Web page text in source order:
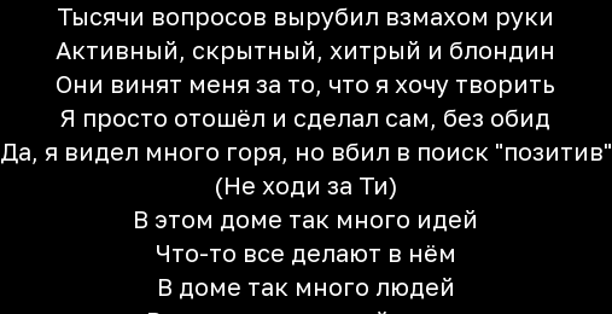
Тысячи вопросов вырубил взмахом руки
Активный, скрытный, хитрый и блондин
Они винят меня за то, что я хочу творить
Я просто отошёл и сделал сам, без обид
Да, я видел много горя, но вбил в поиск "позитив"
(Не ходи за Ти)
В этом доме так много идей
Что-то все делают в нём
В доме так много людей